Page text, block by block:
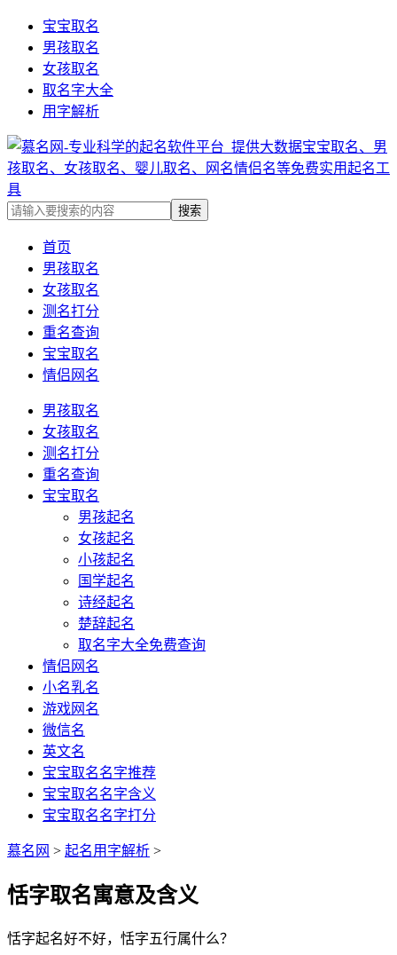
宝宝取名
男孩取名
女孩取名
取名字大全
用字解析
首页
男孩取名
女孩取名
测名打分
重名查询
宝宝取名
情侣网名
男孩取名
女孩取名
测名打分
重名查询
宝宝取名
男孩起名
女孩起名
小孩起名
国学起名
诗经起名
楚辞起名
取名字大全免费查询
情侣网名
小名乳名
游戏网名
微信名
英文名
宝宝取名名字推荐
宝宝取名名字含义
宝宝取名名字打分
慕名网 > 起名用字解析 >
恬字取名寓意及含义
恬字起名好不好， 恬字五行属什么？